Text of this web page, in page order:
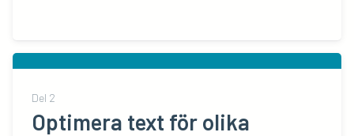
Del 2
Optimera text för olika